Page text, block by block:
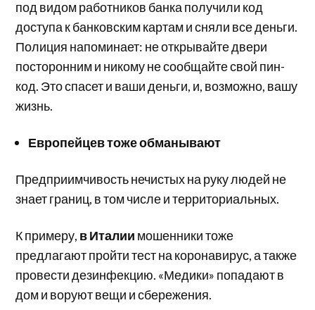
под видом работников банка получили код
доступа к банковским картам и сняли все деньги.
Полиция напоминает: не открывайте двери
посторонним и никому не сообщайте свой пин-
код. Это спасет и ваши деньги, и, возможно, вашу
жизнь.
Европейцев тоже обманывают
Предприимчивость нечистых на руку людей не
знает границ, в том числе и территориальных.
К примеру, в Италии мошенники тоже
предлагают пройти тест на коронавирус, а также
провести дезинфекцию. «Медики» попадают в
дом и воруют вещи и сбережения.